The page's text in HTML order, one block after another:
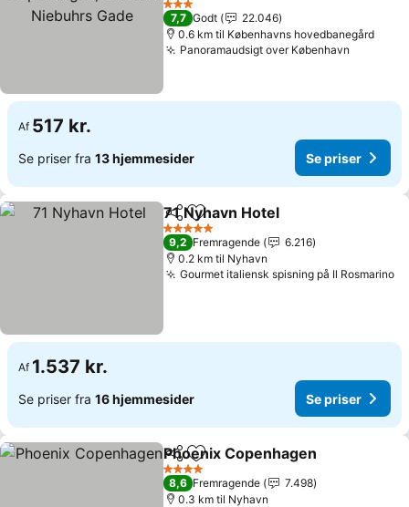
3 Stjerner
7,7 Godt
22.046
0.6 km til Københavns hovedbanegård
Panoramaudsigt over København
Af 517 kr.
Se priser fra 13 hjemmesider Se priser
Del Føj til favoritter
71 Nyhavn Hotel
5 Stjerner
9,2 Fremragende
6.216
0.2 km til Nyhavn
Gourmet italiensk spisning på Il Rosmarino
Af 1.537 kr.
Se priser fra 16 hjemmesider Se priser
Del Føj til favoritter
Phoenix Copenhagen
4 Stjerner
8,6 Fremragende
7.498
0.3 km til Nyhavn